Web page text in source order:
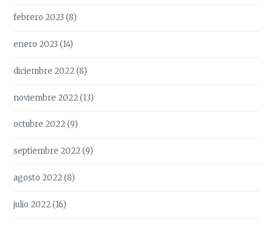
febrero 2023 (8)
enero 2023 (14)
diciembre 2022(8)
noviembre 2022(13)
octubre 2022(9)
septiembre 2022(9)
agosto 2022(8)
julio 2022(16)